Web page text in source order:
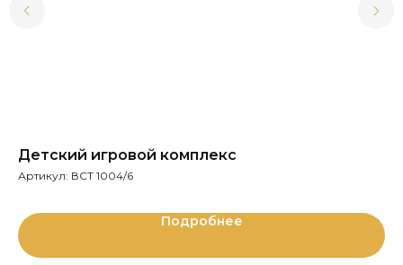
Детский игровой комплекс
Артикул: ВСТ 1004/6
Подробнее